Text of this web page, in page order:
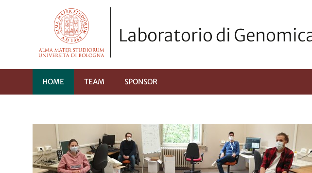
Laboratorio di
HOME TEAM SPONSOR